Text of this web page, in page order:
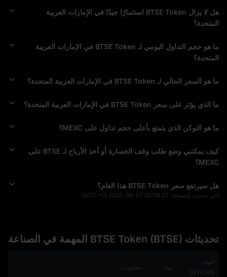
هل لا يزال BTSE Token استثمارًا جيدًا في الإمارات العربية
المتحدة؟
ما هو حجم التداول اليومي لـ BTSE Token في الإمارات العربية
المتحدة؟
ما هو السعر الحالي لـ BTSE Token في الإمارات العربية المتحدة؟
ما الذي يؤثر على سعر BTSE Token في الإمارات العربية المتحدة؟
ما هو التوكن الذي يتمتع بأعلى حجم تداول على MEXC؟
كيف يمكنني وضع طلب وقف الخسارة أو أخذ الأرباح لـ BTSE على
MEXC؟
هل سيرتفع سعر BTSE Token هذا العام؟
آخر تحديث للصفحة: 2026-08-07 05:09:27
(UTC+0)
تحديثات BTSE Token (BTSE) المهمة في الصناعة
الوقت
(UTC+0)
نوع معلومات